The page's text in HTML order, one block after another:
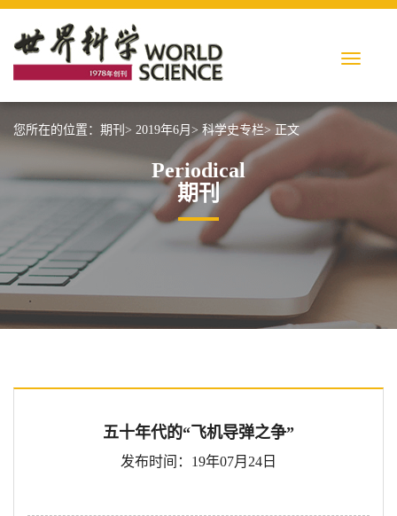
您所在的位置： 期刊> 2019年6月> 科学史专栏> 正文
Periodical
期刊
五十年代的“飞机导弹之争”
发布时间：19年07月24日